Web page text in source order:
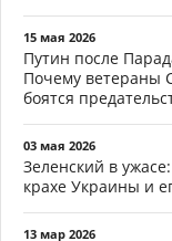
15 мая 2026
Путин после
Почему ветераны
боятся
03 мая 2026
Зеленский в
крахе Украины и
13 мар 2026